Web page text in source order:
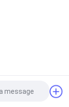
413
414